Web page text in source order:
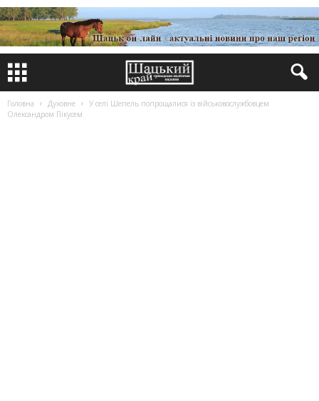
Головна Духовне
У селі Шепель попрощалися із військовослужбовцем
Олександром Пікусем